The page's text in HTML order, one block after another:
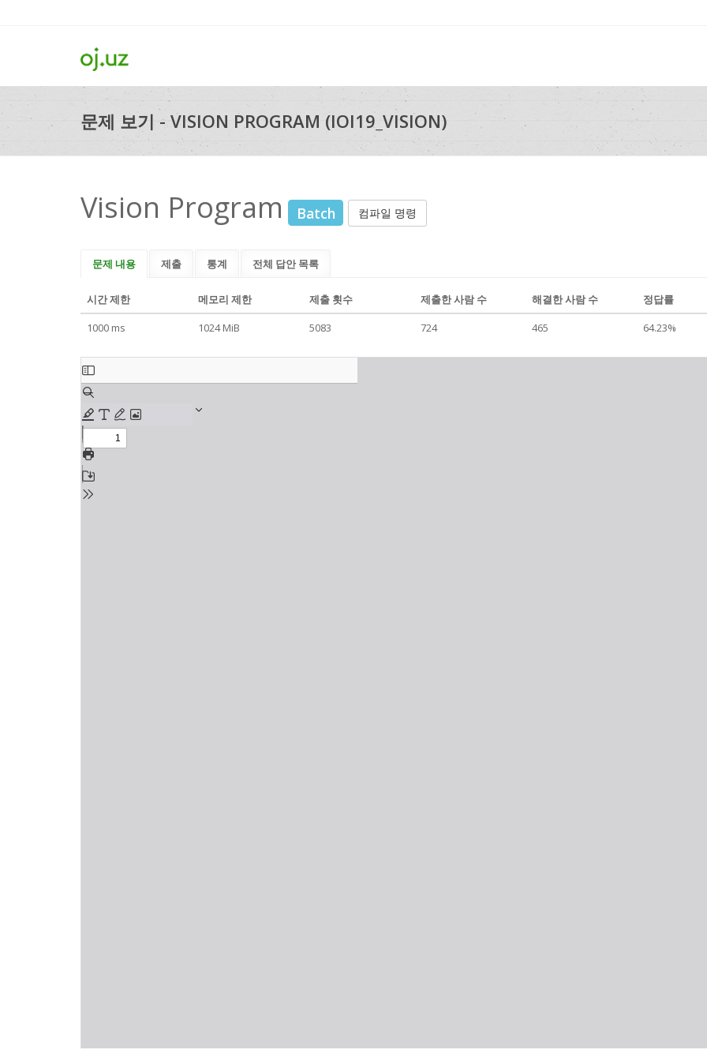
문제 보기 - VISION PROGRAM (IOI19_VISION)
Vision Program Batch 컴파일 명령
문제 내용 제출 통계 전체 답안 목록
시간 제한 메모리 제한 제출 횟수 제출한 사람 수 해결한 사람 수
정답률
1000 ms
1024 MiB 5083 724 465 64.23%